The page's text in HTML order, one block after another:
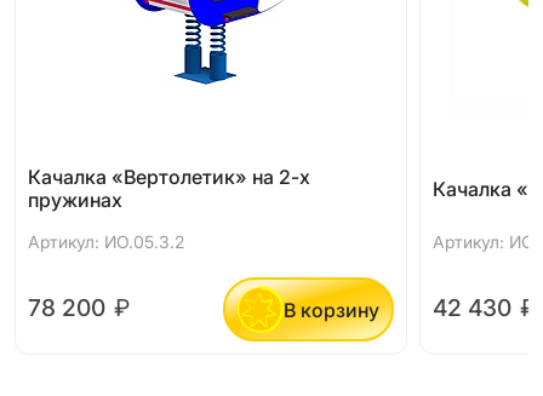
Качалка «Вертолетик» на 2-х
пружинах
Артикул: ИО.05.3.2
78 200 ₽ В корзину
Качалка
Артикул:
42 430 ₽